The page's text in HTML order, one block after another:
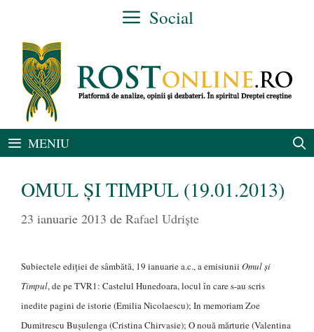
conținut
Social
MENIU
OMUL ŞI TIMPUL (19.01.2013)
23 ianuarie 2013 de Rafael Udriște
Subiectele ediţiei de sâmbătă, 19 ianuarie a.c., a emisiunii Omul şi
Timpul, de pe TVR1: Castelul Hunedoara, locul în care s-au scris
inedite pagini de istorie (Emilia Nicolaescu); In memoriam Zoe
Dumitrescu Buşulenga (Cristina Chirvasie); O nouă mărturie (Valentina